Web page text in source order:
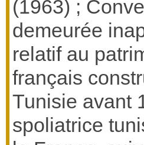
(1963) ;
demeurée
relatif au
français
Tunisie avant
spoliatrice